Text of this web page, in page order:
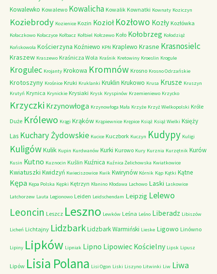
Kowalewko Kowalewo Kowalicha Kowalik Kownatki Kownaty Koziczyn
Koziebrody Kozienice Kozin Kozioł Kozłowo Kozły Kozłówka
Kołaczkowo Kołaczyce Kołbacz Kołbiel Kołczewo Koło Kołobrzeg Kołodziąż
Końskowola Kościerzyna Koźniewo KPN Kraplewo Krasne Krasnosielc
Kraszew Kraszewo Kraśnicza Wola Kraśnik Kretowiny Kroeslin Krogule
Krogulec Krojanty Krokowa Kromnów Krosno Krosno Odrzańskie
Krotoszyny Krośnice Kruki Kruklanki Kruklin Krukowo Krusa Krusze Kruszyn
Krutyń Krynica Krynickie Krysiaki Krysk Kryspinów Krzemieniewo Krzycko
Krzyczki Krzynowłoga Krzynowłoga Mała Krzyże Krzyż Wielkopolski Króle
Duże Królewo Krągi Krąków Krąpiewnice Krępice Książ Książ Wielki Księży
Las Kuchary Żydowskie Kucice Kuczbork Kuczyn Kudypy Kuligi
KuligówKulik Kupin Kurdwanów Kurki Kurowo Kury Kurznia Kurzętnik Kurów
Kusin Kutno Kuznocin Kuślin Kuźnica Kuźnica Żelichowska Kwiatkowice
Kwiatuszki Kwidzyń Kwieciszowice Kwik Kwirynów Kórnik Kąp Kątki Kątne
Kępa Kępa Polska Kępki Kętrzyn Kłanino Kłodawa Lachowo Laski Laskowice
Latchorzew Lauta Legionowo Leiden Leidschendam Leipzig Lelewo
Leoncin Leszcz Leszno Lewków Leśna Leśno Liberadz Libiszów
Licheń Lichtajny LidzbarkLidzbark Warmiński Lieske Ligowo Linówno
Lipiny Lipków Lipniak Lipno Lipowiec Kościelny Lipsk Lipusz
Lipów Lisia Polana Lisi Ogon Liski Liszyno Litwinki Liw Liwa